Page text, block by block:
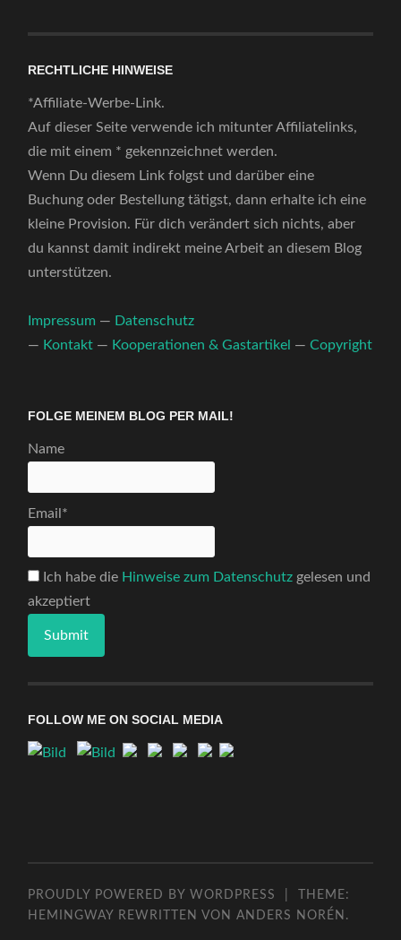
RECHTLICHE HINWEISE
*Affiliate-Werbe-Link.
Auf dieser Seite verwende ich mitunter Affiliatelinks,
die mit einem * gekennzeichnet werden.
Wenn Du diesem Link folgst und darüber eine
Buchung oder Bestellung tätigst, dann erhalte ich eine
kleine Provision. Für dich verändert sich nichts, aber
du kannst damit indirekt meine Arbeit an diesem Blog
unterstützen.
Impressum — Datenschutz
— Kontakt — Kooperationen & Gastartikel —Copyright
FOLGE MEINEM BLOG PER MAIL!
Name
Email*
Ich habe die Hinweise zum Datenschutz gelesen und
akzeptiert
FOLLOW ME ON SOCIAL MEDIA
PROUDLY POWERED BY WORDPRESS
THEME:
HEMINGWAY REWRITTEN VONANDERS NORÉN .